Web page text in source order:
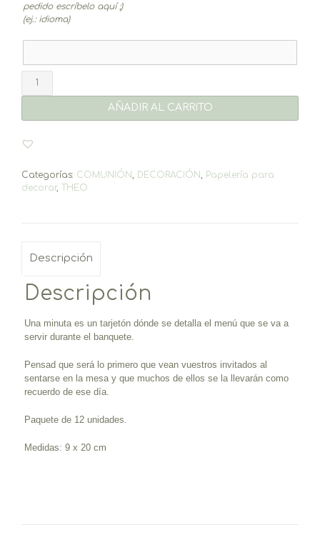
pedido escríbelo aquí ;)
(ej.: idioma)
Minutas
AÑADIR AL CARRITO
Categorías: COMUNIÓN DECORACIÓN
Papelería para
decorar, THEO
Descripción
Descripción
Una minuta es un tarjetón dónde se detalla el menú que se va a
servir durante el banquete.
Pensad que será lo primero que vean vuestros invitados al
sentarse en la mesa y que muchos de ellos se la llevarán como
recuerdo de ese día.
Paquete de 12 unidades.
Medidas: 9 x 20 cm